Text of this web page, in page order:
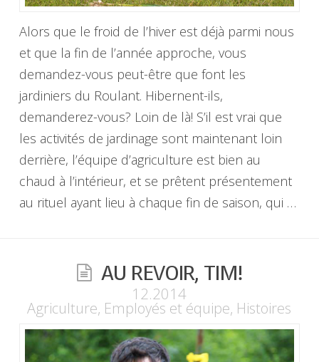
Alors que le froid de l’hiver est déjà parmi nous
et que la fin de l’année approche, vous
demandez-vous peut-être que font les
jardiniers du Roulant. Hibernent-ils,
demanderez-vous? Loin de là! S’il est vrai que
les activités de jardinage sont maintenant loin
derrière, l’équipe d’agriculture est bien au
chaud à l’intérieur, et se prêtent présentement
au rituel ayant lieu à chaque fin de saison, qui …
AU REVOIR, TIM!
12.2014
Agriculture, Employés et équipe, Histoires